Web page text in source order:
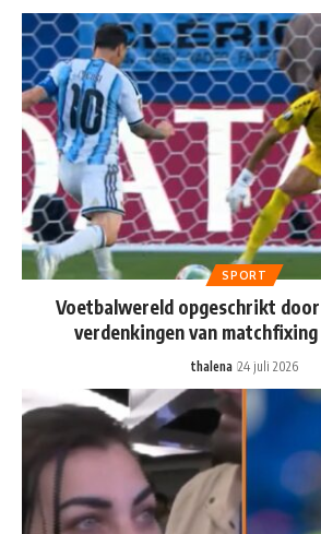
SPORT
Voetbalwereld opgeschrikt
verdenkingen van
thalena 24 juli 2026